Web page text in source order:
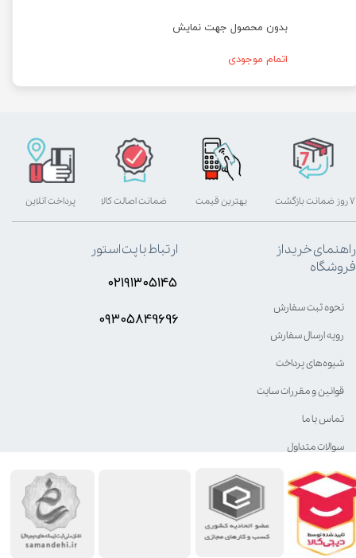
بدون محصول جهت نمایش
اتمام موجودی
بهترین قیمت پرداخت آنلاین ۷ روز ضمانت بازگشت ضمانت اصالت کالا
راهنمای خرید از
فروشگاه
نحوه ثبت سفارش
رویه ارسال سفارش
شیوه‌های پرداخت
قوانین و مقررات سایت
تماس با ما
سوالات متداول
ارتباط با پت استور
۰۲۱۹۱۳۰۵۱۴۵
۰۹۳۰۵8۴9696